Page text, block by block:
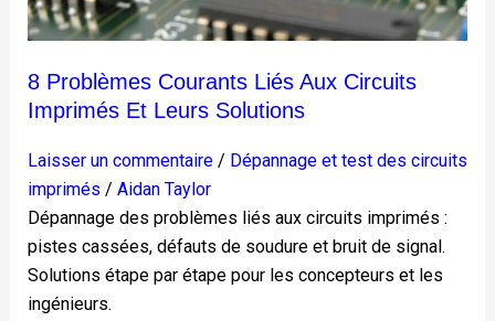
8 Problèmes Courants Liés Aux Circuits
Imprimés Et Leurs Solutions
Laisser un commentaire / Dépannage et test des circuits
imprimés / Aidan Taylor
Dépannage des problèmes liés aux circuits imprimés :
pistes cassées, défauts de soudure et bruit de signal.
Solutions étape par étape pour les concepteurs et les
ingénieurs.